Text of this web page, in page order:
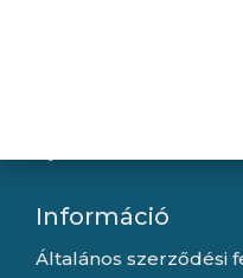
Információ
Általános szerződési